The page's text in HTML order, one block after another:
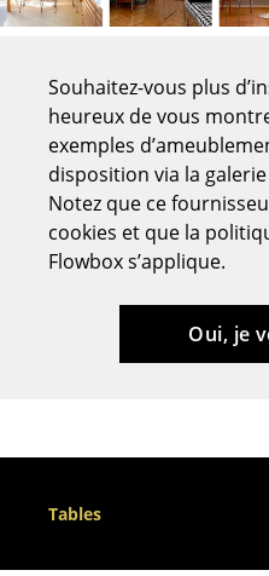
Fauteuils lounge
Chaises cantilever
Chaises et Tabourets
Tabourets
Bancs & Chaises longues
Poufs poires
Souhaitez-vous plus
heureux de vous
exemples
disposition via la galerie
Notez que ce
cookies et que la
Flowbox s’applique.
Oui, je
Tables